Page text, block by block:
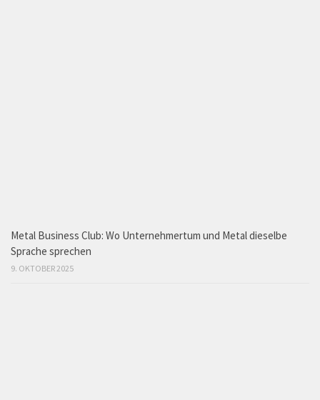
Metal Business Club: Wo Unternehmertum und Metal dieselbe
Sprache sprechen
9. OKTOBER 2025